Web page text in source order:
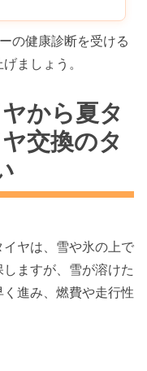
の健康診断を受ける
ましょう。
から夏タ
交換のタ
ヤは、雪や氷の上で
ますが、雪が溶けた
進み、燃費や走行性